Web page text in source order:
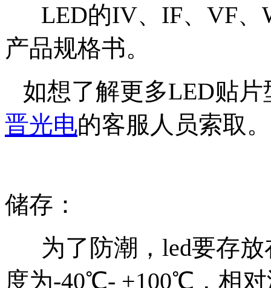
LED的IV、IF、VF、
产品规格书。
如想了解更多LED贴
晋光电的客服人员索取。
储存：
为了防潮，led要存放
度为-40℃- +100℃，相